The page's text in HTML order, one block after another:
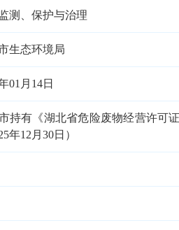
测、保护与治理
生态环境局
01月14日
持有《湖北省危险废物经营许可
年12月30日）